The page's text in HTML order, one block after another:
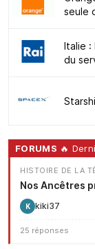
seule
Italie :
du
FORUMS 🔥
HISTOIRE DE LA
Nos Ancêtres
K kiki37
25 réponses